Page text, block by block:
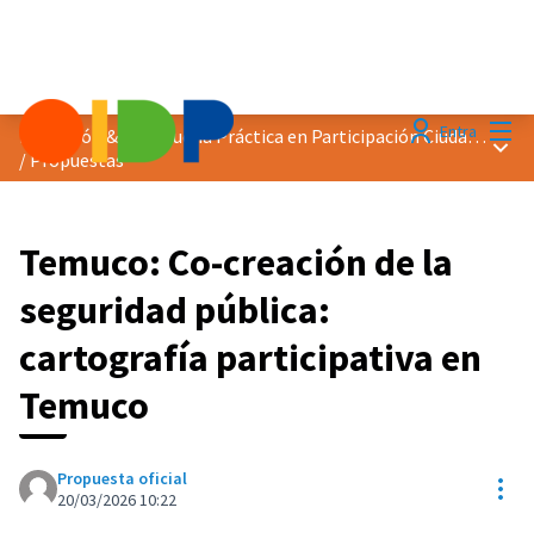
EntraDistinción &quot;Buena Práctica en Participación Ciudadana&quot; 2026
/Propuestas
Temuco: Co-creación de la
seguridad pública:
cartografía participativa en
Temuco
Propuesta oficial
20/03/2026 10:22